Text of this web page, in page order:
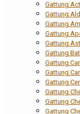
Gattung
Gattung
Gattung
Gattung
Gattung
Gattung
Gattung
Gattung
Gattung
Gattung
Gattung
Gattung